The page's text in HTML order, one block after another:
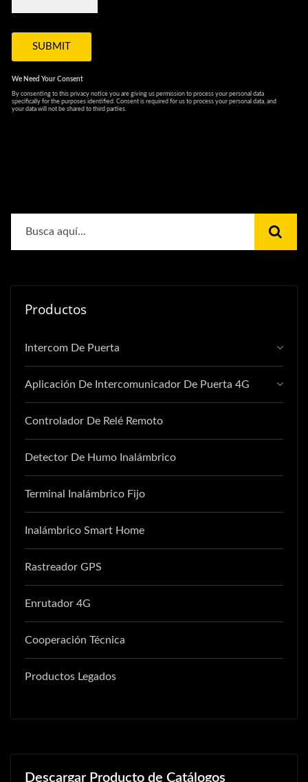
Productos
Intercom De Puerta
Aplicación De Intercomunicador De Puerta 4G
Controlador De Relé Remoto
Detector De Humo Inalámbrico
Terminal Inalámbrico Fijo
Inalámbrico Smart Home
Rastreador GPS
Enrutador 4G
Cooperación Técnica
Productos Legados
Descargar Producto de Catálogos